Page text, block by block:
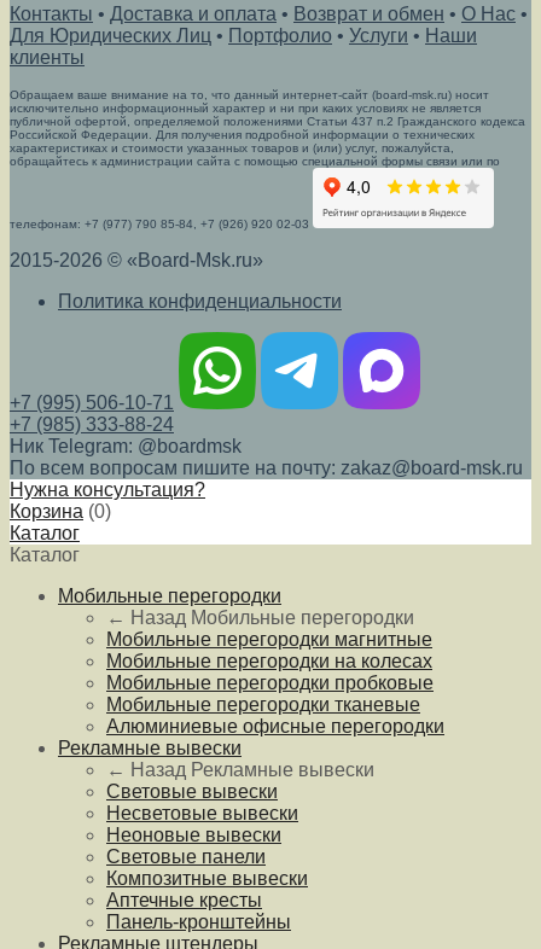
Контакты • Доставка и оплата • Возврат и обмен • О Нас •
Для Юридических Лиц • Портфолио • Услуги • Наши
клиенты
Обращаем ваше внимание на то, что данный интернет-сайт (board-msk.ru) носит
исключительно информационный характер и ни при каких условиях не является
публичной офертой, определяемой положениями Статьи 437 п.2 Гражданского кодекса
Российской Федерации. Для получения подробной информации о технических
характеристиках и стоимости указанных товаров и (или) услуг, пожалуйста,
обращайтесь к администрации сайта с помощью специальной формы связи или по
телефонам: +7 (977) 790 85-84, +7 (926) 920 02-03
2015-2026 © «Board-Msk.ru»
Политика конфиденциальности
+7 (995) 506-10-71
+7 (985) 333-88-24
Ник Telegram: @boardmsk
По всем вопросам пишите на почту: zakaz@board-msk.ru
Нужна консультация?
Корзина (0)
Каталог
Каталог
Мобильные перегородки
← Назад Мобильные перегородки
Мобильные перегородки магнитные
Мобильные перегородки на колесах
Мобильные перегородки пробковые
Мобильные перегородки тканевые
Алюминиевые офисные перегородки
Рекламные вывески
← Назад Рекламные вывески
Световые вывески
Несветовые вывески
Неоновые вывески
Световые панели
Композитные вывески
Аптечные кресты
Панель-кронштейны
Рекламные штендеры